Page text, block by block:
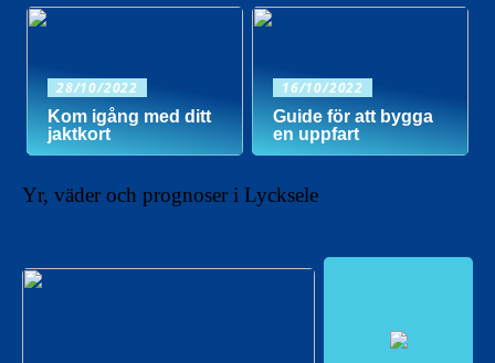
28/10/2022
Kom igång med ditt
jaktkort
16/10/2022
Guide för att bygga
en uppfart
Yr, väder och prognoser i Lycksele